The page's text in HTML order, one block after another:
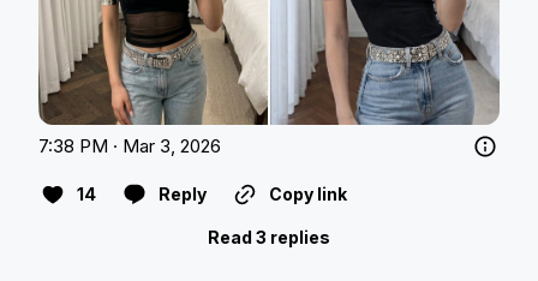
7:38 PM · Mar 3, 2026
14 Reply Copy link
Read 3 replies